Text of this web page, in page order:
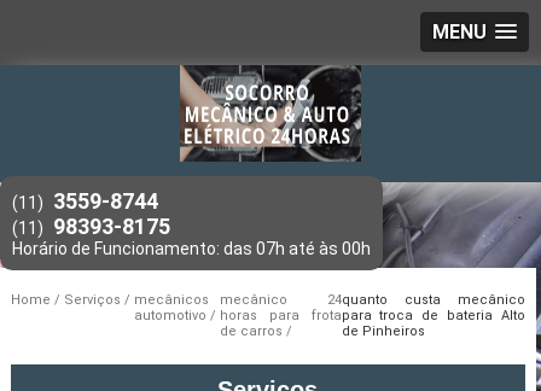
MENU
(11) 3559-8744
(11) 98393-8175
Home Serviços
mecânicos
automotivo
mecânico 24
horas para frota
de carros
quanto custa mecânico
para troca de bateria Alto
de Pinheiros